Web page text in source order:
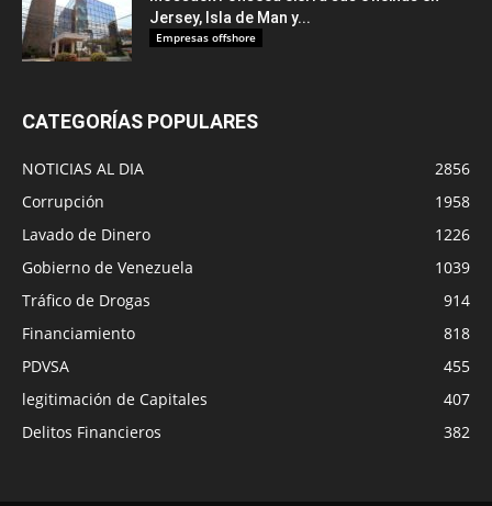
Jersey, Isla de Man y...
Empresas offshore
CATEGORÍAS POPULARES
NOTICIAS AL DIA
2856
Corrupción
1958
Lavado de Dinero
1226
Gobierno de Venezuela
1039
Tráfico de Drogas
914
Financiamiento
818
PDVSA
455
legitimación de Capitales
407
Delitos Financieros
382